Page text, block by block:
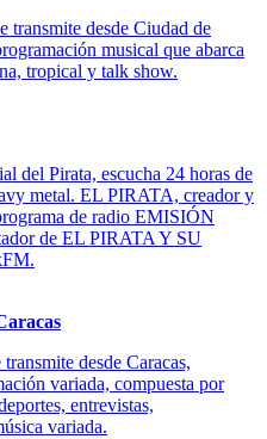
transmite desde Ciudad de
musical que abarca
tropical y talk show.
del Pirata, escucha 24 horas de
metal. EL PIRATA, creador y
de radio EMISIÓN
de EL PIRATA Y SU
desde Caracas,
variada, compuesta por
entrevistas,
variada.